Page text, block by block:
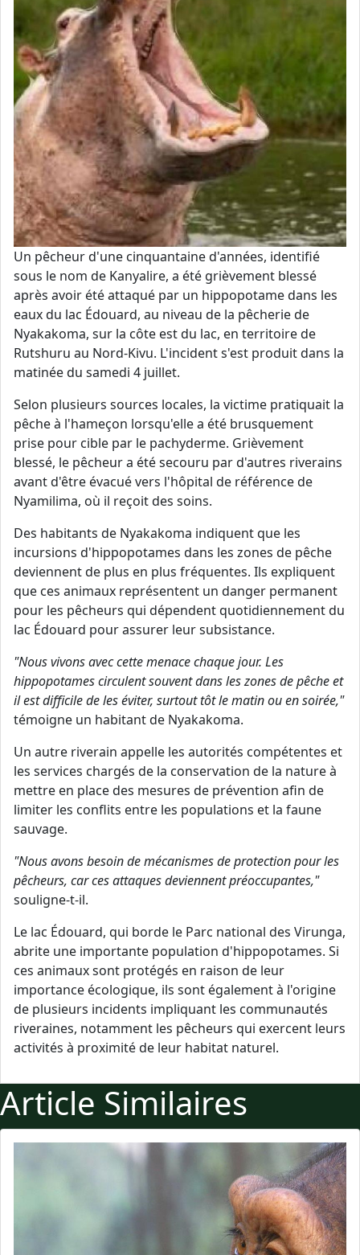
p
p
o
o
k
Un pêcheur d'une cinquantaine d'années, identifié
sous le nom de Kanyalire, a été grièvement blessé
après avoir été attaqué par un hippopotame dans les
eaux du lac Édouard, au niveau de la pêcherie de
Nyakakoma, sur la côte est du lac, en territoire de
Rutshuru au Nord-Kivu. L'incident s'est produit dans la
matinée du samedi 4 juillet.
Selon plusieurs sources locales, la victime pratiquait la
pêche à l'hameçon lorsqu'elle a été brusquement
prise pour cible par le pachyderme. Grièvement
blessé, le pêcheur a été secouru par d'autres riverains
avant d'être évacué vers l'hôpital de référence de
Nyamilima, où il reçoit des soins.
Des habitants de Nyakakoma indiquent que les
incursions d'hippopotames dans les zones de pêche
deviennent de plus en plus fréquentes. Ils expliquent
que ces animaux représentent un danger permanent
pour les pêcheurs qui dépendent quotidiennement du
lac Édouard pour assurer leur subsistance.
"Nous vivons avec cette menace chaque jour. Les
hippopotames circulent souvent dans les zones de pêche et
il est difficile de les éviter, surtout tôt le matin ou en soirée,"
témoigne un habitant de Nyakakoma.
Un autre riverain appelle les autorités compétentes et
les services chargés de la conservation de la nature à
mettre en place des mesures de prévention afin de
limiter les conflits entre les populations et la faune
sauvage.
"Nous avons besoin de mécanismes de protection pour les
pêcheurs, car ces attaques deviennent préoccupantes,"
souligne-t-il.
Le lac Édouard, qui borde le Parc national des Virunga,
abrite une importante population d'hippopotames. Si
ces animaux sont protégés en raison de leur
importance écologique, ils sont également à l'origine
de plusieurs incidents impliquant les communautés
riveraines, notamment les pêcheurs qui exercent leurs
activités à proximité de leur habitat naturel.
Article Similaires